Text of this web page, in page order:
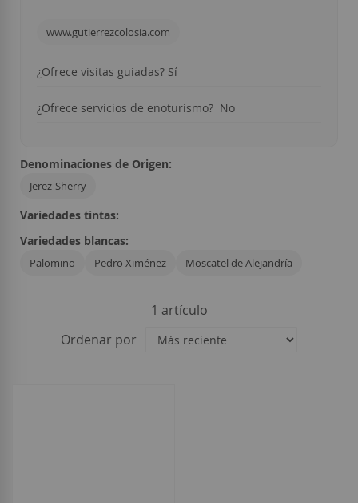
www.gutierrezcolosia.com
¿Ofrece visitas guiadas? Sí
¿Ofrece servicios de enoturismo? No
Denominaciones de Origen:
Jerez-Sherry
Variedades tintas:
Variedades blancas:
Palomino Pedro Ximénez Moscatel de Alejandría
1 artículo
Ordenar por